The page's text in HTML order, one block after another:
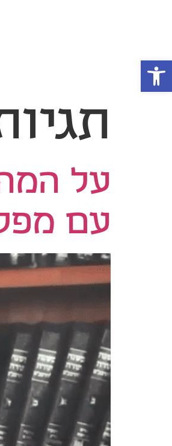
פתח סרגל נגישות
על
עם